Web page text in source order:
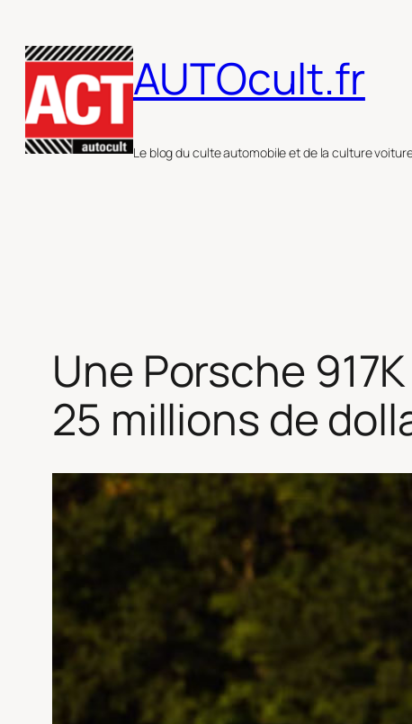
au
contenu
AUTOcult.fr
Le blog du culte automobile et de la culture
Une Porsche
25 millions de